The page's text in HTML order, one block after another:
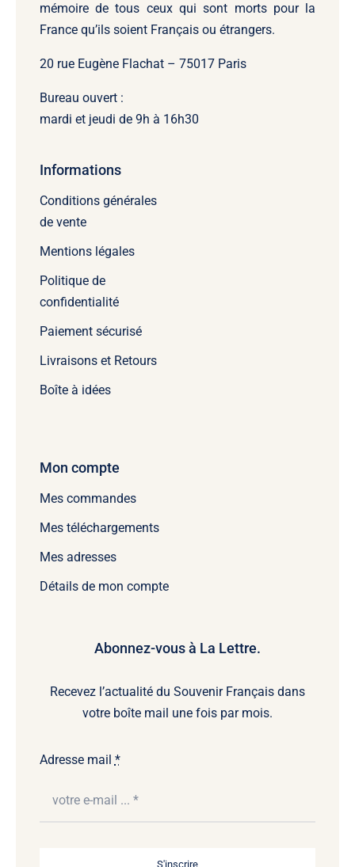
mémoire de tous ceux qui sont morts pour la
France qu’ils soient Français ou étrangers.
20 rue Eugène Flachat – 75017 Paris
Bureau ouvert :
mardi et jeudi de 9h à 16h30
Informations
Conditions générales
de vente
Mentions légales
Politique de
confidentialité
Paiement sécurisé
Livraisons et Retours
Boîte à idées
Mon compte
Mes commandes
Mes téléchargements
Mes adresses
Détails de mon compte
Abonnez-vous à La Lettre.
Recevez l’actualité du Souvenir Français dans
votre boîte mail une fois par mois.
Adresse mail *
S'inscrire